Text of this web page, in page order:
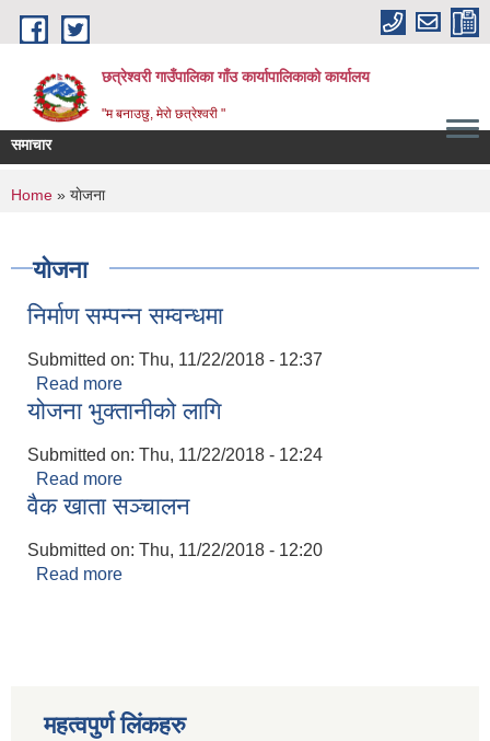
Skip to main content
छत्रेश्वरी गाउँपालिका गाँउ कार्यापालिकाको कार्यालय
"म बनाउछु, मेरो छत्रेश्वरी "
समाचार
You are here
Home » याेजना
याेजना
निर्माण सम्पन्न सम्वन्धमा
Submitted on: Thu, 11/22/2018 - 12:37
Read more
योजना भुक्तानीको लागि
Submitted on: Thu, 11/22/2018 - 12:24
Read more
वैक खाता सञ्चालन
Submitted on: Thu, 11/22/2018 - 12:20
Read more
महत्वपुर्ण लिंकहरु